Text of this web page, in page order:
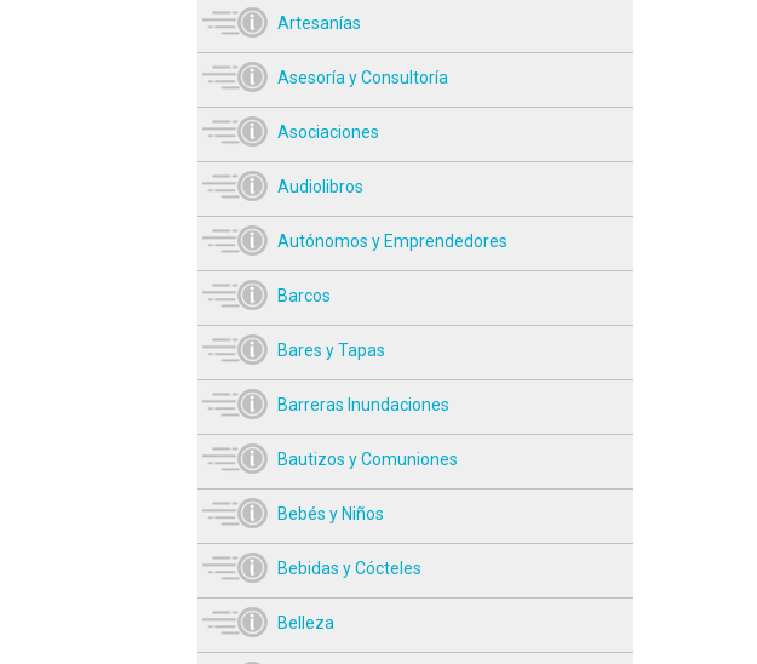
Artesanías
Asesoría y Consultoría
Asociaciones
Audiolibros
Autónomos y Emprendedores
Barcos
Bares y Tapas
Barreras Inundaciones
Bautizos y Comuniones
Bebés y Niños
Bebidas y Cócteles
Belleza